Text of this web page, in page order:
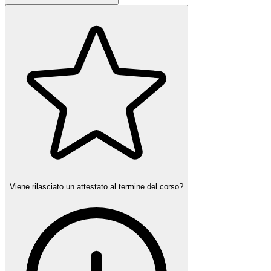
Viene rilasciato un attestato al termine del corso?